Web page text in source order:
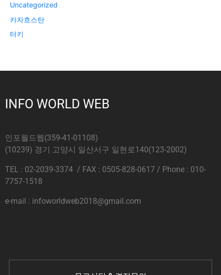
Uncategorized
카자흐스탄
터키
INFO WORLD WEB
인포월드웹(359-41-01108)
(10239) 경기 고양시 일산서구 일현로140(123-2002)
TEL : 02-2039-3374 / FAX : 0505-828-0617 / Phone : 010-
7757-1518
e-mail : infoworldweb2018@gmail.com